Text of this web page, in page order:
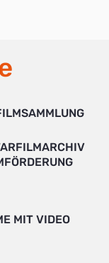
MIT VIDEO